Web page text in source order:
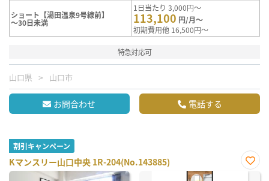
ショート【湯田温泉9号線前】
～30日未満
1日当たり 3,000円～
113,100 円/月～
初期費用他 16,500円～
特急対応可
山口県 山口市
お問合わせ 電話する
割引キャンペーン
Kマンスリー山口中央 1R-204(No.143885)
お気